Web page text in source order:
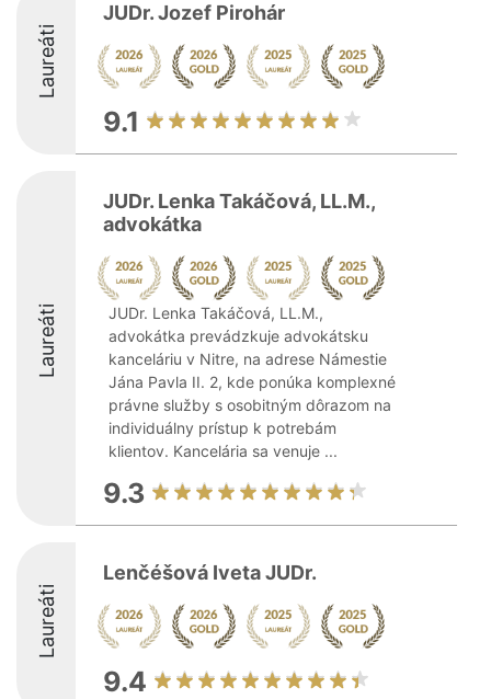
Laureáti
JUDr. Jozef Pirohár
9.1
Laureáti
JUDr. Lenka Takáčová, LL.M.,
advokátka
JUDr. Lenka Takáčová, LL.M.,
advokátka prevádzkuje advokátsku
kanceláriu v Nitre, na adrese Námestie
Jána Pavla II. 2, kde ponúka komplexné
právne služby s osobitným dôrazom na
individuálny prístup k potrebám
klientov. Kancelária sa venuje ...
9.3
Laureáti
Lenčéšová Iveta JUDr.
9.4